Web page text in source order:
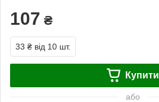
107 ₴
33 ₴ від 10 шт.
Купити
або